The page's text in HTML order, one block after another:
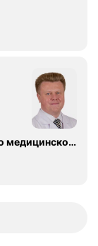
Клиники Самарского государственного медицинского университета